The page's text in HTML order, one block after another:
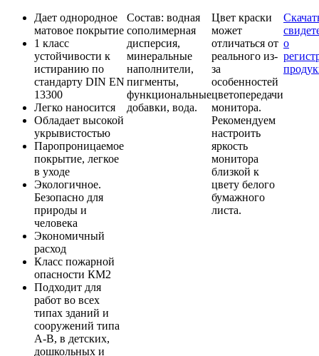
Дает однородное
матовое покрытие
1 класс
устойчивости к
истиранию по
стандарту DIN EN
13300
Легко наносится
Обладает высокой
укрывистостью
Паропроницаемое
покрытие, легкое
в уходе
Экологичное.
Безопасно для
природы и
человека
Экономичный
расход
Класс пожарной
опасности КМ2
Подходит для
работ во всех
типах зданий и
сооружений типа
A-B, в детских,
дошкольных и
Состав: водная
сополимерная
дисперсия,
минеральные
наполнители,
пигменты,
функциональные
добавки, вода.
Цвет краски
может
отличаться от
реального из-
за
особенностей
цветопередачи
монитора.
Рекомендуем
настроить
яркость
монитора
близкой к
цвету белого
бумажного
листа.
о